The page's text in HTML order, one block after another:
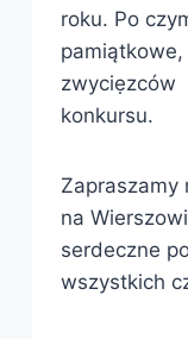
roku. Po
zwyciẹzców
konkursu.
Zapraszamy
na
serdeczne
wszystkich